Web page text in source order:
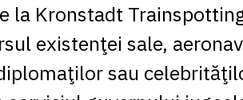
la Kronstadt
existenţei sale,
sau